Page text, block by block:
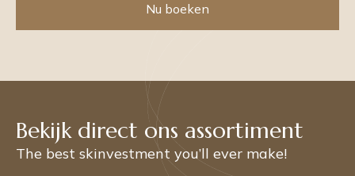
Nu boeken
Bekijk direct ons assortiment
The best skinvestment you’ll ever make!